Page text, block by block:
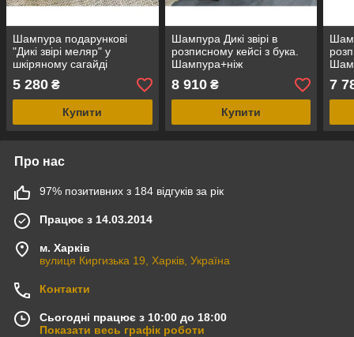
Шампура подарункові
"Дикі звірі меляр" у
шкіряному сагайді
5 280 ₴
Купити
Шампура Дикі звірі в
розписному кейсі з бука.
Шампура+ніж
8 910₴
Купити
7
Про нас
97% позитивних з 184 відгуків за рік
Працює з 14.03.2014
м. Харків
вулиця Киргизька 19, Харків, Україна
Контакти
Сьогодні працює з 10:00 до 18:00
Показати весь графік роботи